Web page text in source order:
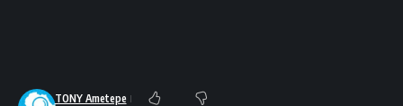
TONY Ametepe